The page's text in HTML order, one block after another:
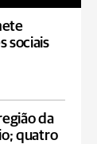
sociais
da
quatro